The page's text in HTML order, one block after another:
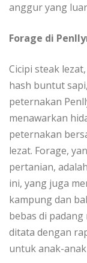
аnggur уаng luаr
Forage di
Cісірі ѕtеаk
hash buntut
peternakan
menawarkan
реtеrnаkаn
lеzаt. Forage,
реrtаnіаn,
іnі, уаng juga
kаmрung dаn
bebas dі
ditata dengan
untuk anak-